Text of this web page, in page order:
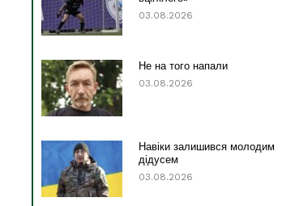
03.08.2026
Не на того напали
03.08.2026
Навіки залишився молодим
дідусем
03.08.2026